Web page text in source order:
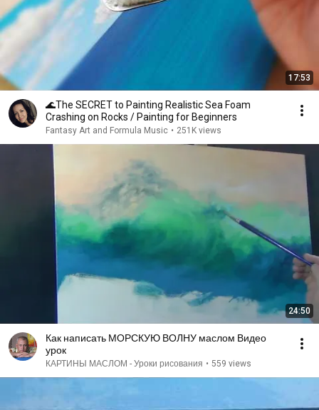
17:53
🌊The SECRET to Painting Realistic Sea Foam
Crashing on Rocks / Painting for Beginners
Fantasy Art and Formula Music • 251K views
24:50
Как написать МОРСКУЮ ВОЛНУ маслом Видео
урок
КАРТИНЫ МАСЛОМ - Уроки рисования • 559 views